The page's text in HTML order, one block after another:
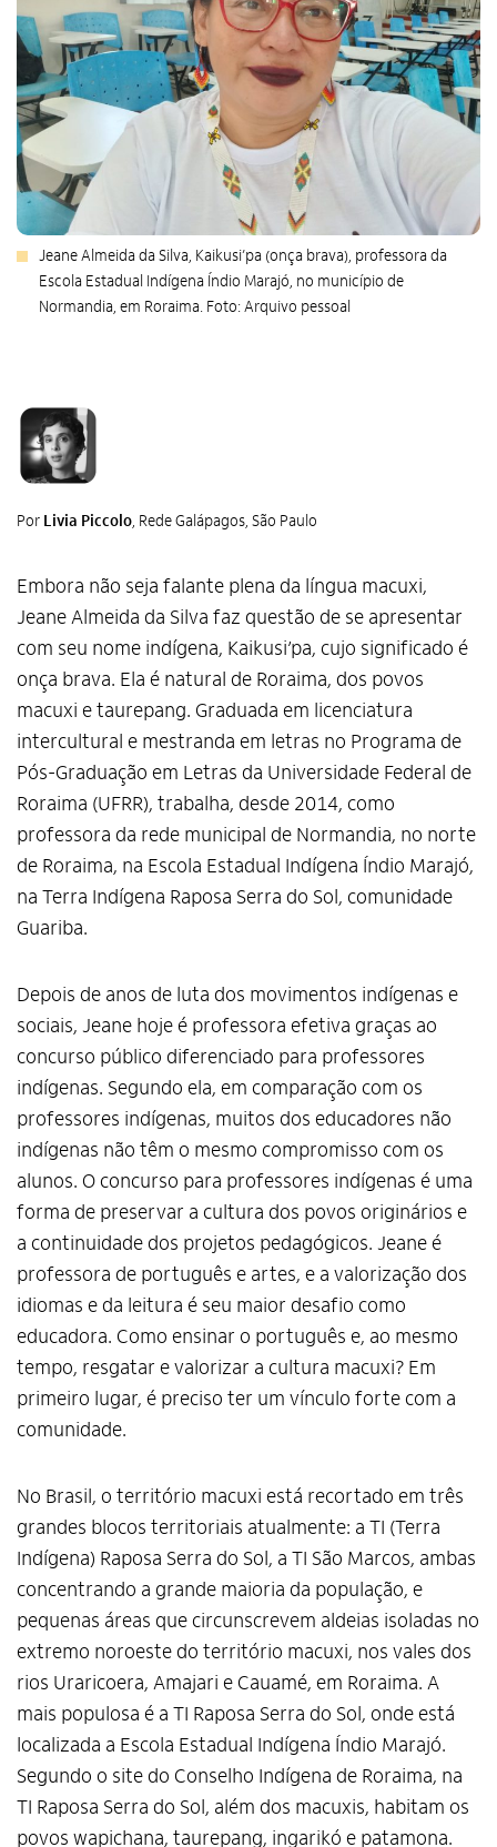
Jeane Almeida da Silva, Kaikusi’pa (onça brava), professora da
Escola Estadual Indígena Índio Marajó, no município de
Normandia, em Roraima. Foto: Arquivo pessoal
Por Livia Piccolo , Rede Galápagos, São Paulo
Embora não seja falante plena da língua macuxi,
Jeane Almeida da Silva faz questão de se apresentar
com seu nome indígena, Kaikusi’pa, cujo significado é
onça brava. Ela é natural de Roraima, dos povos
macuxi e taurepang. Graduada em licenciatura
intercultural e mestranda em letras no Programa de
Pós-Graduação em Letras da Universidade Federal de
Roraima (UFRR), trabalha, desde 2014, como
professora da rede municipal de Normandia, no norte
de Roraima, na Escola Estadual Indígena Índio Marajó,
na Terra Indígena Raposa Serra do Sol, comunidade
Guariba.
Depois de anos de luta dos movimentos indígenas e
sociais, Jeane hoje é professora efetiva graças ao
concurso público diferenciado para professores
indígenas. Segundo ela, em comparação com os
professores indígenas, muitos dos educadores não
indígenas não têm o mesmo compromisso com os
alunos. O concurso para professores indígenas é uma
forma de preservar a cultura dos povos originários e
a continuidade dos projetos pedagógicos. Jeane é
professora de português e artes, e a valorização dos
idiomas e da leitura é seu maior desafio como
educadora. Como ensinar o português e, ao mesmo
tempo, resgatar e valorizar a cultura macuxi? Em
primeiro lugar, é preciso ter um vínculo forte com a
comunidade.
No Brasil, o território macuxi está recortado em três
grandes blocos territoriais atualmente: a TI (Terra
Indígena) Raposa Serra do Sol, a TI São Marcos, ambas
concentrando a grande maioria da população, e
pequenas áreas que circunscrevem aldeias isoladas no
extremo noroeste do território macuxi, nos vales dos
rios Uraricoera, Amajari e Cauamé, em Roraima. A
mais populosa é a TI Raposa Serra do Sol, onde está
localizada a Escola Estadual Indígena Índio Marajó.
Segundo o site do Conselho Indígena de Roraima, na
TI Raposa Serra do Sol, além dos macuxis, habitam os
povos wapichana, taurepang, ingarikó e patamona.